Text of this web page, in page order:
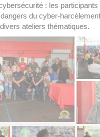
: les participants
du cyber-
ateliers thématiques.